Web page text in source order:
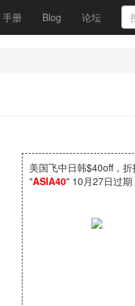
手册 Blog 论坛
美国飞中日韩$40off，折
"ASIA40" 10月27日过期